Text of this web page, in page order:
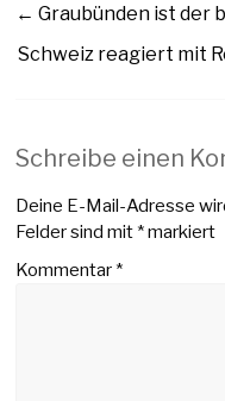
← Graubünden ist der
Schweiz reagiert mit
Schreibe einen
Deine E-Mail-Adresse
Felder sind mit*markiert
Kommentar*